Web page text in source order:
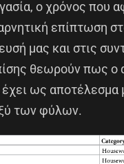
ο χρόνος που
επίπτωση
μας και στις
θεωρούν πως ο
έχει ως αποτέλεσμα
των φύλων.